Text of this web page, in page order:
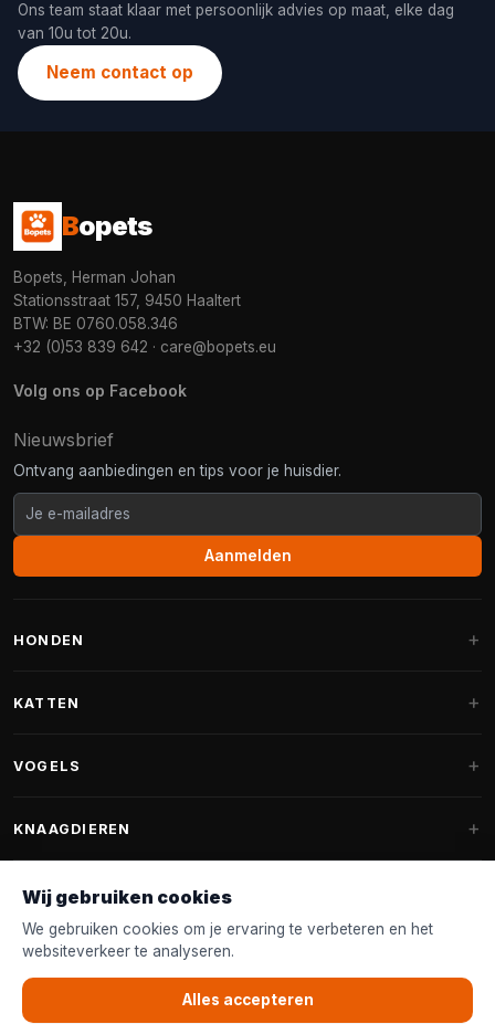
Ons team staat klaar met persoonlijk advies op maat, elke dag
van 10u tot 20u.
Neem contact op
Bopets
Bopets, Herman Johan
Stationsstraat 157, 9450 Haaltert
BTW: BE 0760.058.346
+32 (0)53 839 642 · care@bopets.eu
Volg ons op Facebook
Nieuwsbrief
Ontvang aanbiedingen en tips voor je huisdier.
Aanmelden
HONDEN
Fantail hondenmanden
Hondenspeelgoed
Halsband & Lijn
Shampoo & Verzorging
KATTEN
Krabpalen voor Maine Coon
Kattenmanden
VOGELS
Vogelvoer binnenvogels
Voederhuisjes
Nestkastjes & Nesting
Tuinvogelvoer
KNAAGDIEREN
Knaagdierenvoer
Accessoires
KLANTENSERVICE
Wij gebruiken cookies
We gebruiken cookies om je ervaring te verbeteren en het
websiteverkeer te analyseren.
Alles accepteren